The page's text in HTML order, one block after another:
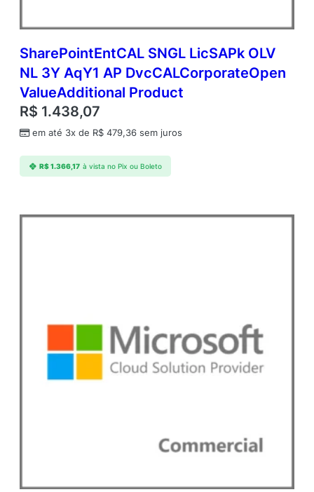
SharePointEntCAL SNGL LicSAPk OLV
NL 3Y AqY1 AP DvcCALCorporateOpen
ValueAdditional Product
R$ 1.438,07
em até 3x de R$ 479,36 sem juros
R$1.366,17 à vista no Pix ou Boleto